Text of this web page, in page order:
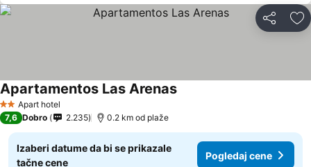
Deli
2 Zvezdice
Apart hotel
Apartamentos Las Arenas
7,6 Dobro 2.235 0.2 km od plaže
Izaberi datume da bi se prikazale
tačne cene
Pogledaj cene